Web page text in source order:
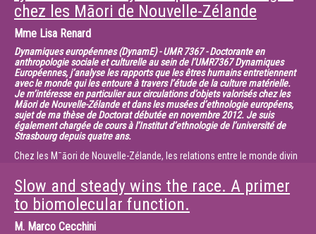
fonctions physiologiques qui présentent des variations à l’échelle d’une
sont régies par des horloges biologiques circadiennes dont on connait
relativement bien le fonctionnement.
La capacité à se reproduire, l’hibernation, la migration sont des
exemples de variations biologiques d’une
période d’un an. Le temps biologique annuel est plus difficile (plus long
!) à étudier. Comment les organismes
arrivent à se situer dans les saisons est la principale question de cet
exposé.
Certains possèdent une horloge biologique autoentretenue d’une
est démontrée mais les mécanismes qui la sous-tendent sont un
mystère.
D’autres n’ont pas cette horloge circannuelle endogène.
Mais tous font appel à la variation saisonnière de la durée quotidienne
chez les Māori de Nouvelle-Zélande
Mme Lisa Renard
Dynamiques européennes (DynamE) - UMR 7367 - Doctorante en
anthropologie sociale et culturelle au sein de l’UMR7367 Dynamiques
Européennes, j’analyse les rapports que les êtres humains entretiennent
avec le monde qui les entoure à travers l’étude de la culture matérielle.
Je m’intéresse en particulier aux circulations d’objets valorisés chez les
Māori de Nouvelle-Zélande et dans les musées d’ethnologie européens,
sujet de ma thèse de Doctorat débutée en novembre 2012. Je suis
également chargée de cours à l’Institut d’ethnologie de l’université de
Strasbourg depuis quatre ans.
Chez les Mˉāori de Nouvelle-Zélande, les relations entre le monde divin
le souffle (hau), qui se fait souffle de vie, énergie vitale et lien. Ce
fameux esprit du don qu’évoquait Mauss en
1925 dans l’Essai sur le don ne se référerait-il pas en définitive à la
circulation du souffle (hau) dans les interactions
Slow and steady wins the race. A primer
to biomolecular function.
M. Marco Cecchini